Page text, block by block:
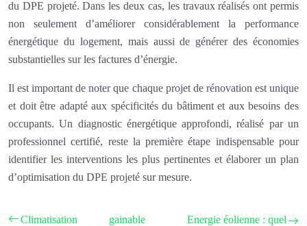
du DPE projeté. Dans les deux cas, les travaux réalisés ont permis
non seulement d’améliorer considérablement la performance
énergétique du logement, mais aussi de générer des économies
substantielles sur les factures d’énergie.
Il est important de noter que chaque projet de rénovation est unique
et doit être adapté aux spécificités du bâtiment et aux besoins des
occupants. Un diagnostic énergétique approfondi, réalisé par un
professionnel certifié, reste la première étape indispensable pour
identifier les interventions les plus pertinentes et élaborer un plan
d’optimisation du DPE projeté sur mesure.
Climatisation gainable
Energie éolienne : quel